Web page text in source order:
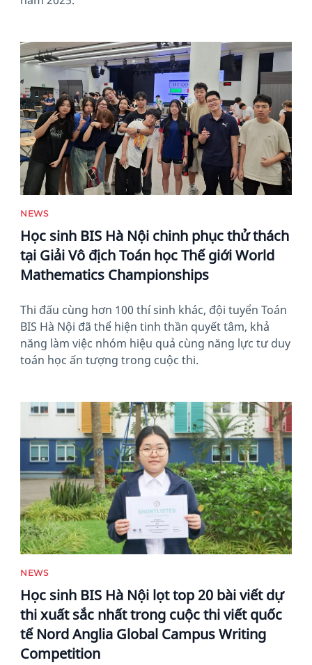
News image
NEWS
Học sinh BIS Hà Nội chinh phục thử thách
tại Giải Vô địch Toán học Thế giới World
Mathematics Championships
Thi đấu cùng hơn 100 thí sinh khác, đội tuyển Toán
BIS Hà Nội đã thể hiện tinh thần quyết tâm, khả
năng làm việc nhóm hiệu quả cùng năng lực tư duy
toán học ấn tượng trong cuộc thi.
News image
NEWS
Học sinh BIS Hà Nội lọt top 20 bài viết dự
thi xuất sắc nhất trong cuộc thi viết quốc
tế Nord Anglia Global Campus Writing
Competition